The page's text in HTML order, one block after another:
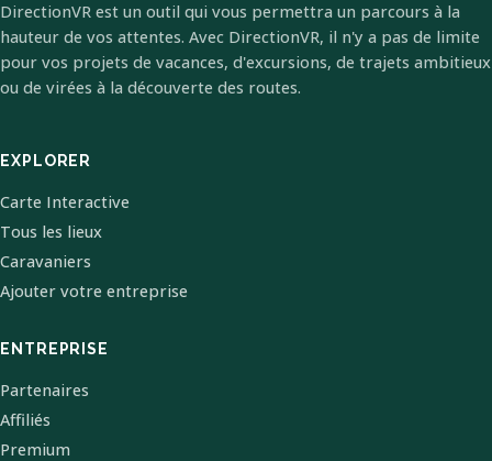
DirectionVR est un outil qui vous permettra un parcours à la
hauteur de vos attentes. Avec DirectionVR, il n'y a pas de limite
pour vos projets de vacances, d'excursions, de trajets ambitieux
ou de virées à la découverte des routes.
EXPLORER
Carte Interactive
Tous les lieux
Caravaniers
Ajouter votre entreprise
ENTREPRISE
Partenaires
Affiliés
Premium